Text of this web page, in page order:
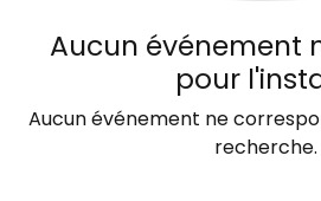
Aucun événement
pour
Aucun événement ne
recherche.